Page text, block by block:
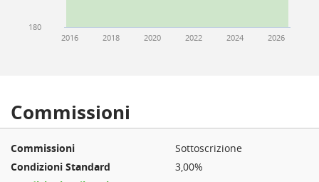
2016 2018 2020 2022 2024 2026
180
Commissioni
Sottoscrizione
3,00%